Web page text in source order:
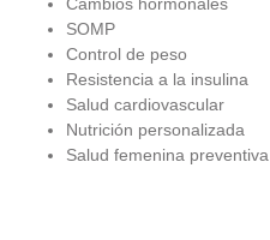
Cambios hormonales
SOMP
Control de peso
Resistencia a la insulina
Salud cardiovascular
Nutrición personalizada
Salud femenina preventiva